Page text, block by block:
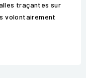
traçantes sur
volontairement